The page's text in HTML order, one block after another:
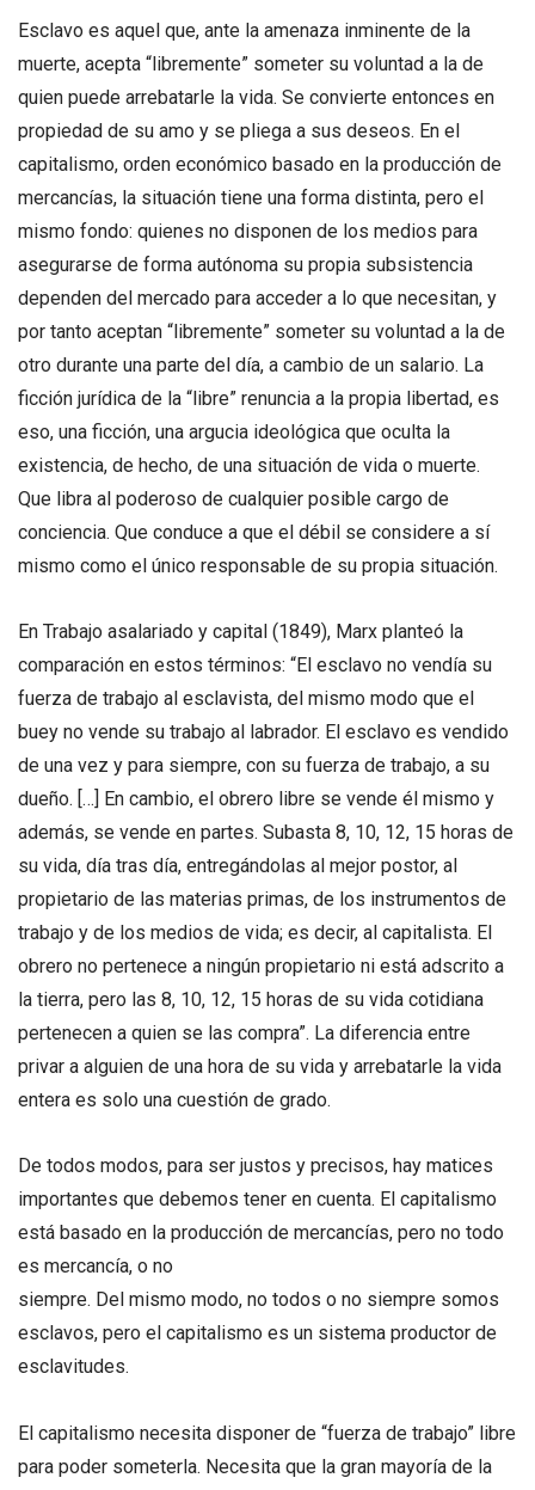
Esclavo es aquel que, ante la amenaza inminente de la
muerte, acepta “libremente” someter su voluntad a la de
quien puede arrebatarle la vida. Se convierte entonces en
propiedad de su amo y se pliega a sus deseos. En el
capitalismo, orden económico basado en la producción de
mercancías, la situación tiene una forma distinta, pero el
mismo fondo: quienes no disponen de los medios para
asegurarse de forma autónoma su propia subsistencia
dependen del mercado para acceder a lo que necesitan, y
por tanto aceptan “libremente” someter su voluntad a la de
otro durante una parte del día, a cambio de un salario. La
ficción jurídica de la “libre” renuncia a la propia libertad, es
eso, una ficción, una argucia ideológica que oculta la
existencia, de hecho, de una situación de vida o muerte.
Que libra al poderoso de cualquier posible cargo de
conciencia. Que conduce a que el débil se considere a sí
mismo como el único responsable de su propia situación.
En Trabajo asalariado y capital (1849), Marx planteó la
comparación en estos términos: “El esclavo no vendía su
fuerza de trabajo al esclavista, del mismo modo que el
buey no vende su trabajo al labrador. El esclavo es vendido
de una vez y para siempre, con su fuerza de trabajo, a su
dueño. […] En cambio, el obrero libre se vende él mismo y
además, se vende en partes. Subasta 8, 10, 12, 15 horas de
su vida, día tras día, entregándolas al mejor postor, al
propietario de las materias primas, de los instrumentos de
trabajo y de los medios de vida; es decir, al capitalista. El
obrero no pertenece a ningún propietario ni está adscrito a
la tierra, pero las 8, 10, 12, 15 horas de su vida cotidiana
pertenecen a quien se las compra”. La diferencia entre
privar a alguien de una hora de su vida y arrebatarle la vida
entera es solo una cuestión de grado.
De todos modos, para ser justos y precisos, hay matices
importantes que debemos tener en cuenta. El capitalismo
está basado en la producción de mercancías, pero no todo
es mercancía, o no
siempre. Del mismo modo, no todos o no siempre somos
esclavos, pero el capitalismo es un sistema productor de
esclavitudes.
El capitalismo necesita disponer de “fuerza de trabajo” libre
para poder someterla. Necesita que la gran mayoría de la